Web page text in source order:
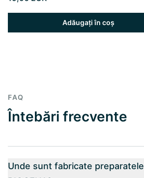
Adăugați în coș
FAQ
Întebări frecvente
Unde sunt fabricate preparatele